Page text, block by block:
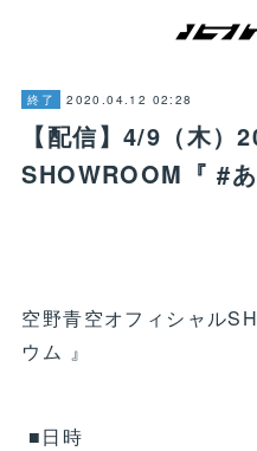
終了 2020.04.12 02:28
【配信】4/9（木）
SHOWROOM『 #
空野青空オフィシャル
ウム 』
■日時